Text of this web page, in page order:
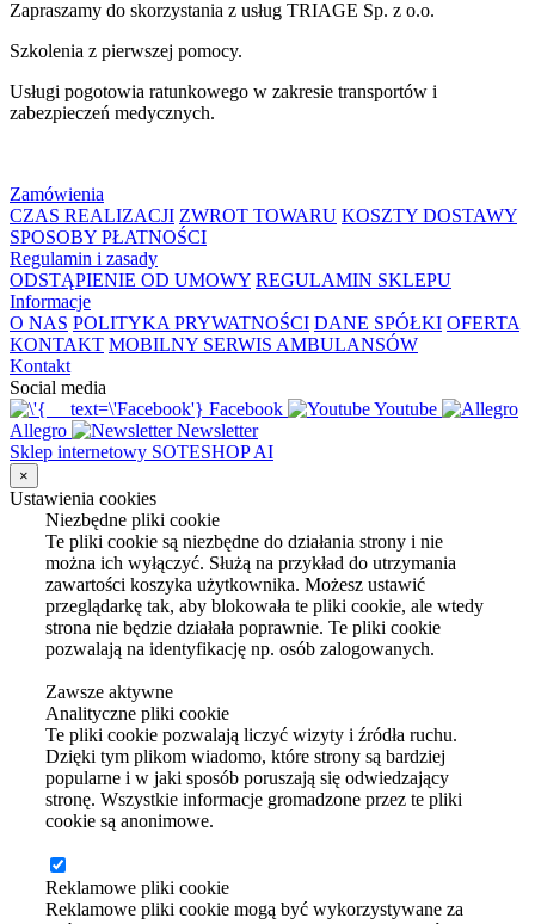
Zapraszamy do skorzystania z usług TRIAGE Sp. z o.o.
Szkolenia z pierwszej pomocy.
Usługi pogotowia ratunkowego w zakresie transportów i
zabezpieczeń medycznych.
Zamówienia
CZAS REALIZACJI ZWROT TOWARU KOSZTY DOSTAWY
SPOSOBY PŁATNOŚCI
Regulamin i zasady
ODSTĄPIENIE OD UMOWY REGULAMIN SKLEPU
Informacje
O NAS POLITYKA PRYWATNOŚCI DANE SPÓŁKI OFERTA
KONTAKT MOBILNY SERWIS AMBULANSÓW
Kontakt
Social media
Facebook
Youtube
Allegro
Newsletter
Sklep internetowy SOTESHOP AI
×
Ustawienia cookies
Niezbędne pliki cookie
Te pliki cookie są niezbędne do działania strony i nie
można ich wyłączyć. Służą na przykład do utrzymania
zawartości koszyka użytkownika. Możesz ustawić
przeglądarkę tak, aby blokowała te pliki cookie, ale wtedy
strona nie będzie działała poprawnie. Te pliki cookie
pozwalają na identyfikację np. osób zalogowanych.
Zawsze aktywne
Analityczne pliki cookie
Te pliki cookie pozwalają liczyć wizyty i źródła ruchu.
Dzięki tym plikom wiadomo, które strony są bardziej
popularne i w jaki sposób poruszają się odwiedzający
stronę. Wszystkie informacje gromadzone przez te pliki
cookie są anonimowe.
Reklamowe pliki cookie
Reklamowe pliki cookie mogą być wykorzystywane za